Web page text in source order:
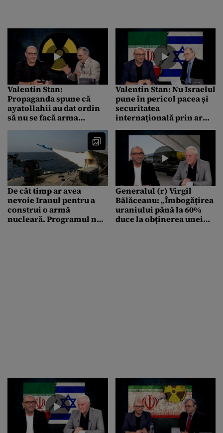
Valentin Stan:
Propaganda spune că
ayatollahii au dat ordin
să nu se facă arma
au început-o pentru că
sunt oameni practici
Valentin Stan: Nu Israelul
pune în pericol pacea și
securitatea
internațională prin arma
asta
De cât timp ar avea
nevoie Iranul pentru a
construi o armă
nucleară. Programul nu
Generalul (r) Virgil
Bălăceanu: „Îmbogățirea
uraniului până la 60%
duce la obținerea unei